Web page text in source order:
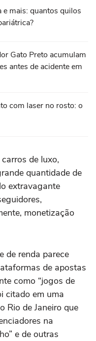
e mais: quantos quilos
Gato Preto acumulam
antes de acidente em
com laser no rosto: o
de luxo,
quantidade de
extravagante
monetização
de renda parece
de apostas
como “jogos de
citado em uma
Rio de Janeiro que
na
e de outras